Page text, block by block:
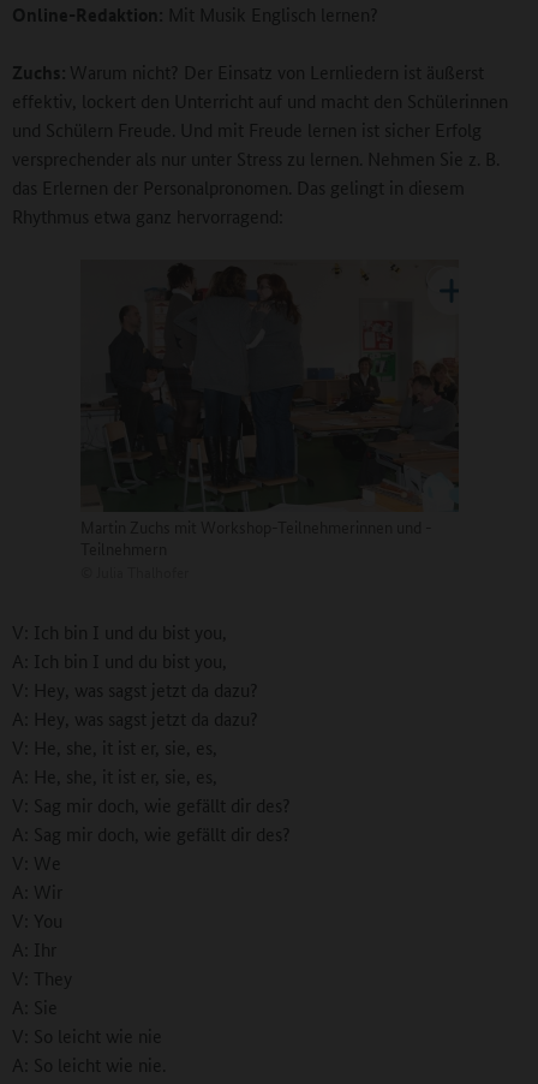
Online-Redaktion: Mit Musik Englisch lernen?
Zuchs: Warum nicht? Der Einsatz von Lernliedern ist äußerst
effektiv, lockert den Unterricht auf und macht den Schülerinnen
und Schülern Freude. Und mit Freude lernen ist sicher Erfolg
versprechender als nur unter Stress zu lernen. Nehmen Sie z. B.
das Erlernen der Personalpronomen. Das gelingt in diesem
Rhythmus etwa ganz hervorragend:
V: Ich bin I und du bist you,
A: Ich bin I und du bist you,
V: Hey, was sagst jetzt da dazu?
A: Hey, was sagst jetzt da dazu?
V: He, she, it ist er, sie, es,
A: He, she, it ist er, sie, es,
V: Sag mir doch, wie gefällt dir des?
A: Sag mir doch, wie gefällt dir des?
V: We
A: Wir
V: You
A: Ihr
V: They
A: Sie
V: So leicht wie nie
A: So leicht wie nie.